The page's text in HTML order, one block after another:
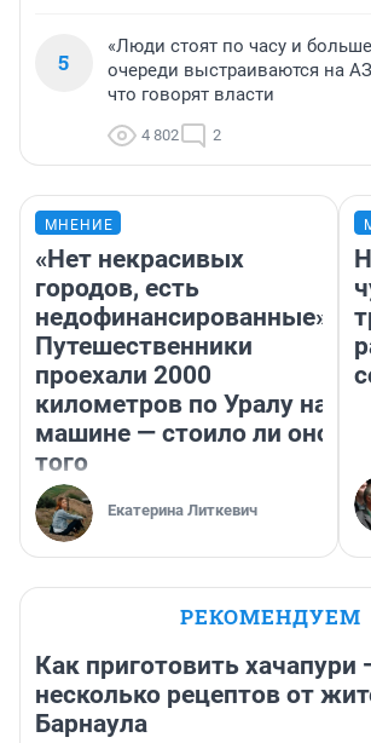
5
«Люди стоят по часу и
очереди выстраиваются на
что говорят власти
4 802 2
МНЕНИЕ
«Нет некрасивых
городов, есть
недофинансированные».
Путешественники
проехали 2000
километров по Уралу на
машине — стоило ли оно
того
Екатерина Литкевич
РЕКОМЕНДУЕМ
Как приготовить хачапури
несколько рецептов от
Барнаула